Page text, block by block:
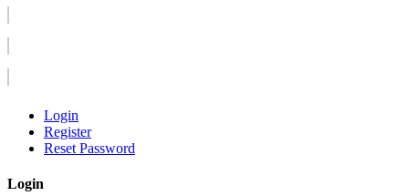
Login
Register
Reset Password
Login